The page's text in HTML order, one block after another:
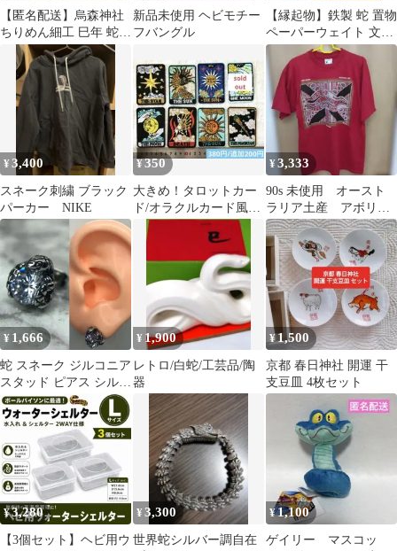
【匿名配送】烏森神社
ちりめん細工 巳年 蛇
根付 開運 縁起物 心願
成就
新品未使用 ヘビモチー
フバングル
【縁起物】鉄製 蛇 置物
ペーパーウェイト 文鎮
とぐろ 骨董 古道具
¥3,400
スネーク刺繍 ブラック
パーカー NIKE
¥350
大きめ！タロットカー
ド/オラクルカード風
刺繍アイロンワッペン
¥3,333
90s 未使用 オースト
ラリア土産 アボリジ
ナルアート Tシャツ レ
ッド
¥ 1,666
蛇 スネーク ジルコニア
スタッド ピアス シルバ
ー 韓国 ストリート 片
耳
¥ 1,900
レトロ/白蛇/工芸品/陶
器
¥1,500
京都 春日神社 開運 干
支豆皿 4枚セット
¥3,280
【3個セット】ヘビ用ウ
¥3,300
世界蛇シルバー調自在
¥1,100
ゲイリー マスコッ